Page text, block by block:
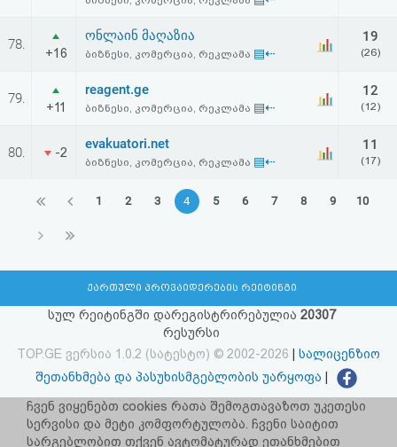
78.
+16
ონლაინ მაღაზია
ბიზნესი, კომერცია, რეკლამა ▤⇠
19
(26)
79.
+11
reagent.ge
ბიზნესი, კომერცია, რეკლამა ▤⇠
12
(12)
80. -2
evakuatori.net
ბიზნესი, კომერცია, რეკლამა ▤⇠
11
(17)
1 2 3 4 5 6 7 8 9 10
ქართული პროვაიდერების რეიტინგი
სულ რეიტინგში დარეგისტრირებულია 20307
რესურსი
TOP.GE ვერსია 1.0.2 (სატესტო) © 2002-2026
სალიცენზიო
შეთანხმება და პასუხისმგებლობის უარყოფა
facebook.com/TOP.GE
იხილეთ TOP.GE - ის ძველი ვერსია ბმულზე
ჩვენ ვიყენებთ cookies რათა შემოგთავაზოთ უკეთესი
სერვისი და მეტი კომფორტულობა. ჩვენი საიტით
სარგებლობით თქვენ ავტომატურად ეთანხმებით